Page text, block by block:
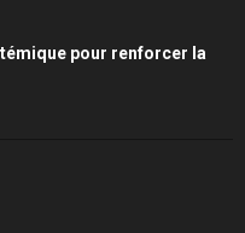
pour renforcer la